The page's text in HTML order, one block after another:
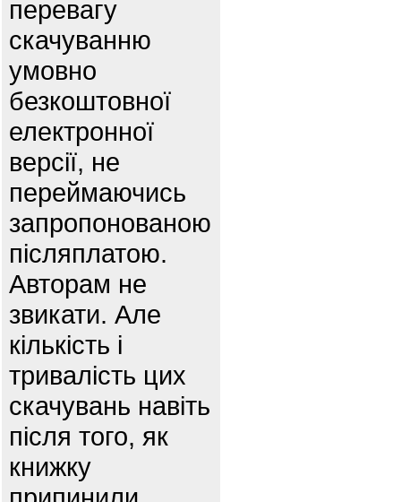
перевагу
скачуванню
умовно
безкоштовної
електронної
версії, не
переймаючись
запропонованою
післяплатою.
Авторам не
звикати. Але
кількість і
тривалість цих
скачувань навіть
після того, як
книжку